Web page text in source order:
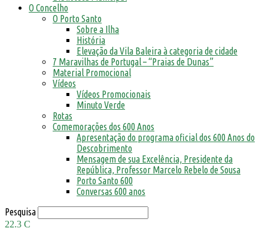
O Concelho
O Porto Santo
Sobre a Ilha
História
Elevação da Vila Baleira à categoria de cidade
7 Maravilhas de Portugal – “Praias de Dunas”
Material Promocional
Vídeos
Vídeos Promocionais
Minuto Verde
Rotas
Comemorações dos 600 Anos
Apresentação do programa oficial dos 600 Anos do
Descobrimento
Mensagem de sua Excelência, Presidente da
República, Professor Marcelo Rebelo de Sousa
Porto Santo 600
Conversas 600 anos
Pesquisa
22.3 C